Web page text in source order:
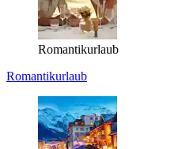
Romantikurlaub
Romantikurlaub